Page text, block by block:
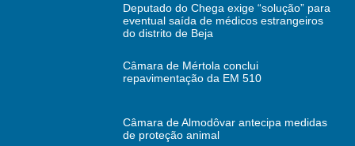
Deputado do Chega exige “solução” para
eventual saída de médicos estrangeiros
do distrito de Beja
Câmara de Mértola conclui
repavimentação da EM 510
Câmara de Almodôvar antecipa medidas
de proteção animal